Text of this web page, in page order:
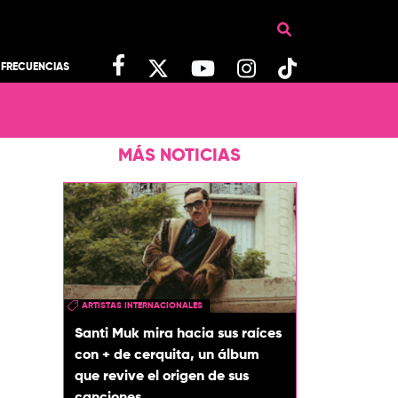
FRECUENCIAS
MÁS NOTICIAS
ARTISTAS INTERNACIONALES
Santi Muk mira hacia sus raíces
con + de cerquita, un álbum
que revive el origen de sus